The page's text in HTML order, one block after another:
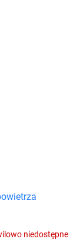
niedostępne